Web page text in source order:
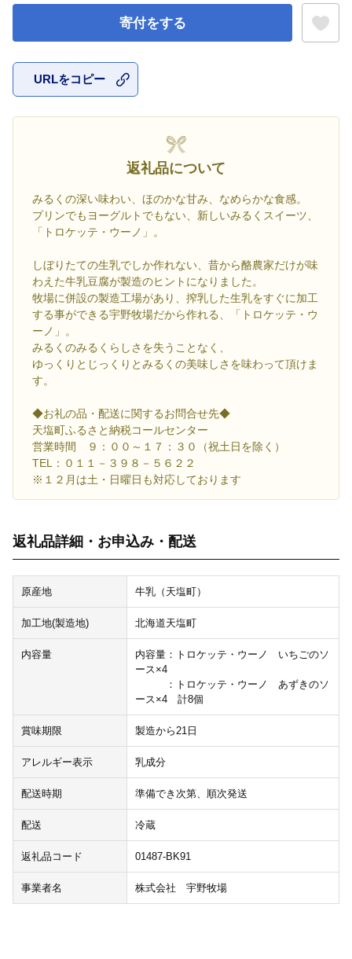
寄付をする
URLをコピー
返礼品について
みるくの深い味わい、ほのかな甘み、なめらかな食感。
プリンでもヨーグルトでもない、新しいみるくスイーツ、
「トロケッテ・ウーノ」。
しぼりたての生乳でしか作れない、昔から酪農家だけが味
わえた牛乳豆腐が製造のヒントになりました。
牧場に併設の製造工場があり、搾乳した生乳をすぐに加工
する事ができる宇野牧場だから作れる、「トロケッテ・ウ
ーノ」。
みるくのみるくらしさを失うことなく、
ゆっくりとじっくりとみるくの美味しさを味わって頂けま
す。
◆お礼の品・配送に関するお問合せ先◆
天塩町ふるさと納税コールセンター
営業時間 ９：００～１７：３０（祝土日を除く）
TEL：０１１－３９８－５６２２
※１２月は土・日曜日も対応しております
返礼品詳細・お申込み・配送
原産地 牛乳（天塩町）
加工地(製造地) 北海道天塩町
内容量
内容量：トロケッテ・ウーノ いちごのソ
ース×4
：トロケッテ・ウーノ あずきのソ
ース×4 計8個
賞味期限 製造から21日
アレルギー表示 乳成分
配送時期 準備でき次第、順次発送
配送 冷蔵
返礼品コード 01487-BK91
事業者名 株式会社 宇野牧場